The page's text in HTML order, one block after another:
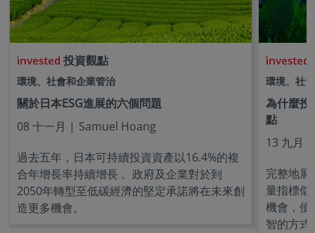
投資觀點
環境、社會和企業管治
關於日本ESG進展的六個問題
08 十一月 | Samuel Hoang
過去五年，日本可持續投資資產以16.4%的複
合年增長率持續增長 。政府及企業對於到
2050年轉型至低碳經濟的堅定承諾將在未來創
造更多機會。
環境、社
為什麼投
點
13 九月
完整地展
量指標似
機會，使
智的方式